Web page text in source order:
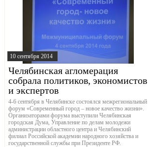
10 сентября 2014
Челябинская агломерация
собрала политиков, экономистов
и экспертов
4-6 сентября в Челябинске состоялся межрегиональный
форум «Современный город – новое качество жизни».
Организаторами форума выступили Челябинская
городская Дума, Управление по делам молодежи
администрации областного центра и Челябинский
филиал Российской академии народного хозяйства и
государственной службы при Президенте РФ.